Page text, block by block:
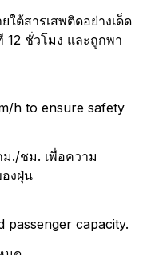
ต้สารเสพติดอย่างเด็ด
ชั่วโมง และถูกพา
h to ensure safety
ม./ชม. เพื่อความ
งฝุ่น
passenger capacity.